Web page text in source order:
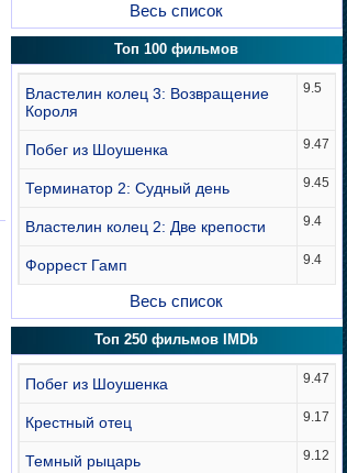
Весь список
Топ 100 фильмов
Властелин колец 3: Возвращение
Короля
9.5
Побег из Шоушенка 9.47
Терминатор 2: Судный день 9.45
Властелин колец 2: Две крепости 9.4
Форрест Гамп 9.4
Весь список
Топ 250 фильмов IMDb
Побег из Шоушенка 9.47
Крестный отец 9.17
Темный рыцарь 9.12